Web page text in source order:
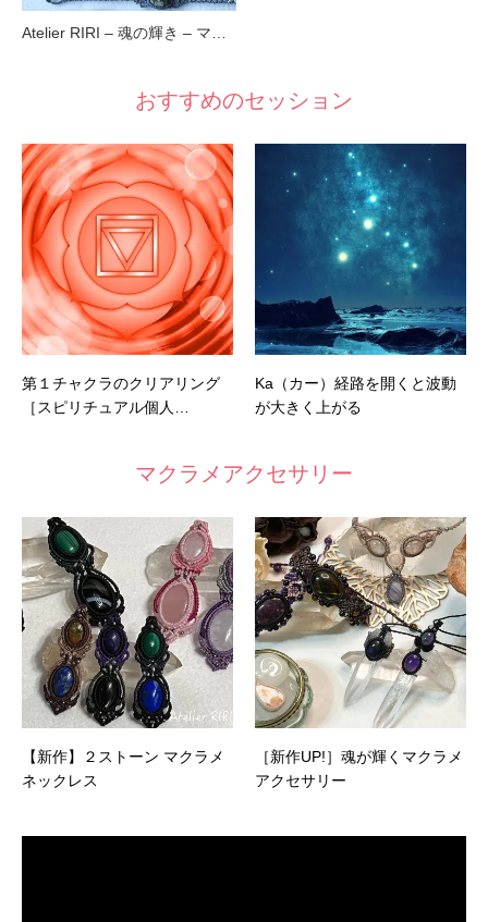
Atelier RIRI – 魂の輝き – マ…
おすすめのセッション
第１チャクラのクリアリング
［スピリチュアル個人…
Ka（カー）経路を開くと波動
が大きく上がる
マクラメアクセサリー
【新作】２ストーン マクラメ
ネックレス
［新作UP!］魂が輝くマクラメ
アクセサリー
動